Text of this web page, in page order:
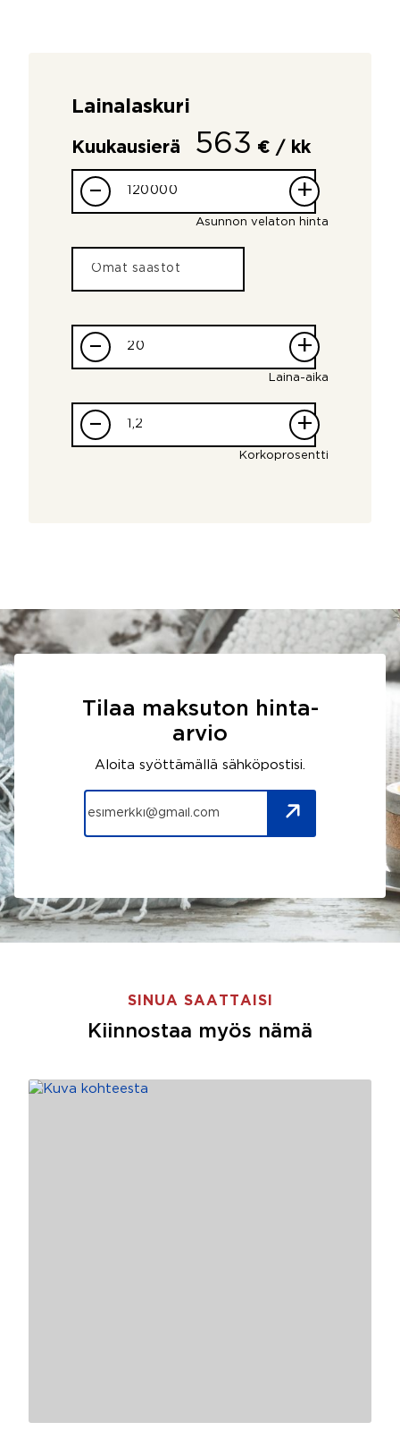
Lainalaskuri
Kuukausierä 563 € / kk
– +
Asunnon velaton hinta
– +
Laina-aika
– +
Korkoprosentti
Tilaa maksuton hinta-
arvio
Aloita syöttämällä sähköpostisi.
SINUA SAATTAISI
Kiinnostaa myös nämä